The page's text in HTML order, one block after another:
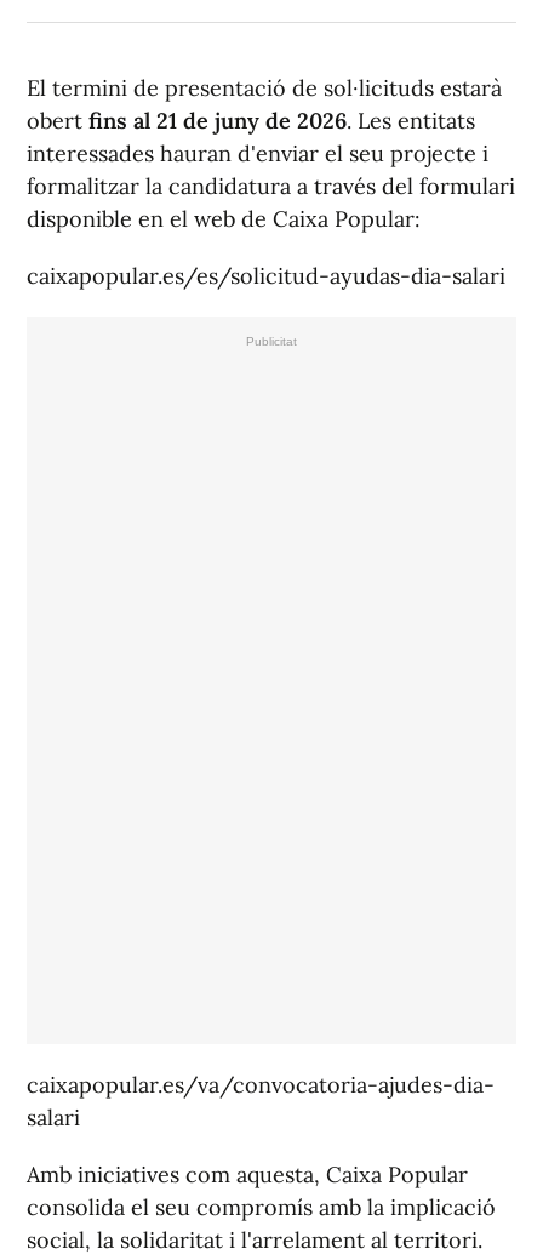
El termini de presentació de sol·licituds estarà
obert fins al 21 de juny de 2026. Les entitats
interessades hauran d'enviar el seu projecte i
formalitzar la candidatura a través del formulari
disponible en el web de Caixa Popular:
caixapopular.es/es/solicitud-ayudas-dia-salari
caixapopular.es/va/convocatoria-ajudes-dia-
salari
Amb iniciatives com aquesta, Caixa Popular
consolida el seu compromís amb la implicació
social, la solidaritat i l'arrelament al territori.